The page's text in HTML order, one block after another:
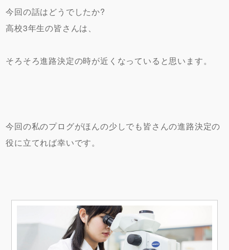
今回の話はどうでしたか?
高校3年生の皆さんは、
そろそろ進路決定の時が近くなっていると思います。
今回の私のプログがほんの少しでも皆さんの進路決定の
役に立てれば幸いです。